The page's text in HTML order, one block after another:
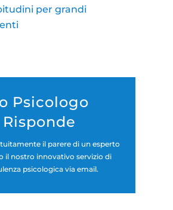
per grandi
Psicologo
Risponde
il parere di un esperto
il nostro innovativo servizio di
psicologica via email.